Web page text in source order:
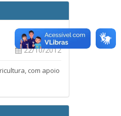
22/10/2012
com apoio